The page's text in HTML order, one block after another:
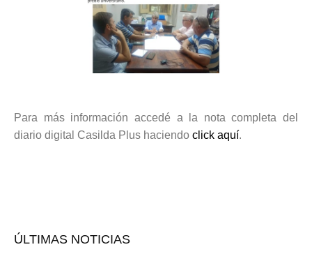
Para más información accedé a la nota completa del
diario digital Casilda Plus haciendo click aquí.
ÚLTIMAS NOTICIAS